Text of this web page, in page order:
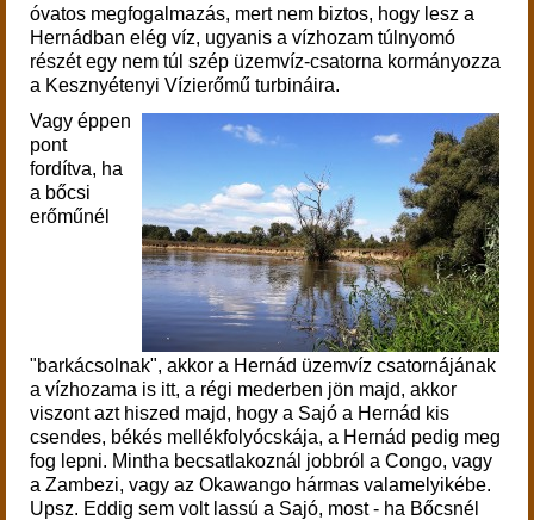
óvatos megfogalmazás, mert nem biztos, hogy lesz a
Hernádban elég víz, ugyanis a vízhozam túlnyomó
részét egy nem túl szép üzemvíz-csatorna kormányozza
a Kesznyétenyi Vízierőmű turbináira.
Vagy éppen
pont
fordítva, ha
a bőcsi
erőműnél
"barkácsolnak", akkor a Hernád üzemvíz csatornájának
a vízhozama is itt, a régi mederben jön majd, akkor
viszont azt hiszed majd, hogy a Sajó a Hernád kis
csendes, békés mellékfolyócskája, a Hernád pedig meg
fog lepni. Mintha becsatlakoznál jobbról a Congo, vagy
a Zambezi, vagy az Okawango hármas valamelyikébe.
Upsz. Eddig sem volt lassú a Sajó, most - ha Bőcsnél